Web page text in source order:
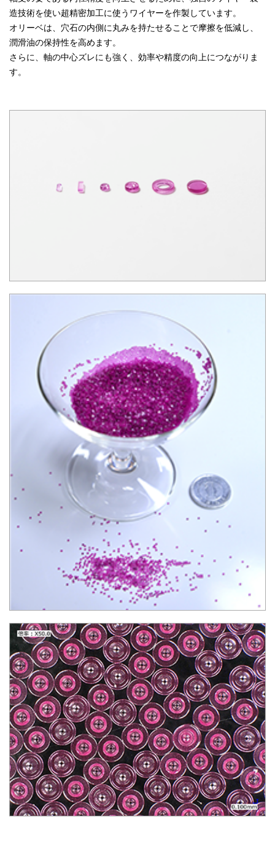
造技術を使い超精密加工に使うワイヤーを作製しています。
オリーベは、穴石の内側に丸みを持たせることで摩擦を低減し、
潤滑油の保持性を高めます。
さらに、軸の中心ズレにも強く、効率や精度の向上につながりま
す。